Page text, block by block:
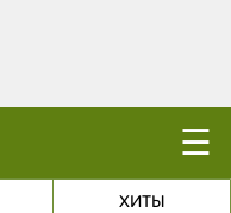
☰
ХИТЫ